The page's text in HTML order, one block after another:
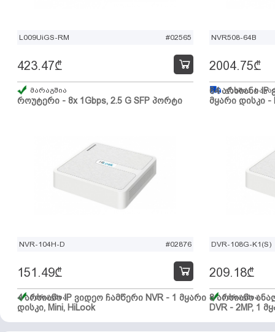
L009UiGS-RM #02565
როუტერი - 8x 1Gbps, 2.5 G SFP პორტი
423.47₾
მარაგშია
NVR508-64B
64 არხიანი IP
მყარი დისკი -
2004.75₾
გზაშია,
NVR-104H-D #02876
4 არხიანი IP ვიდეო ჩამწერი NVR - 1 მყარი
დისკი, Mini, HiLook
151.49₾
მარაგშია
DVR-108G-K1(S)
8 არხიანი
DVR - 2MP, 1
209.18₾
მარაგშია